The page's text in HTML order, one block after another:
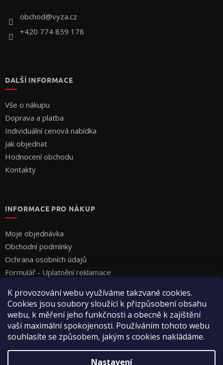
K provozování webu využíváme takzvané cookies.
Cookies jsou soubory sloužící k přizpůsobení obsahu
webu, k měření jeho funkčnosti a obecně k zajištění
vaší maximální spokojenosti. Používáním tohoto webu
souhlasíte se způsobem, jakým s cookies nakládáme.
Nastavení
obchod@vyza.cz
+420 774 859 178
DALŠÍ INFORMACE
Vše o nákupu
Doprava a platba
Individuální cenová nabídka
Jak objednat
Hodnocení obchodu
Kontakty
INFORMACE PRO NÁKUP
Moje objednávka
Obchodní podmínky
Ochrana osobních údajů
Formulář - Uplatnění reklamace
Vytvořil Shoptet